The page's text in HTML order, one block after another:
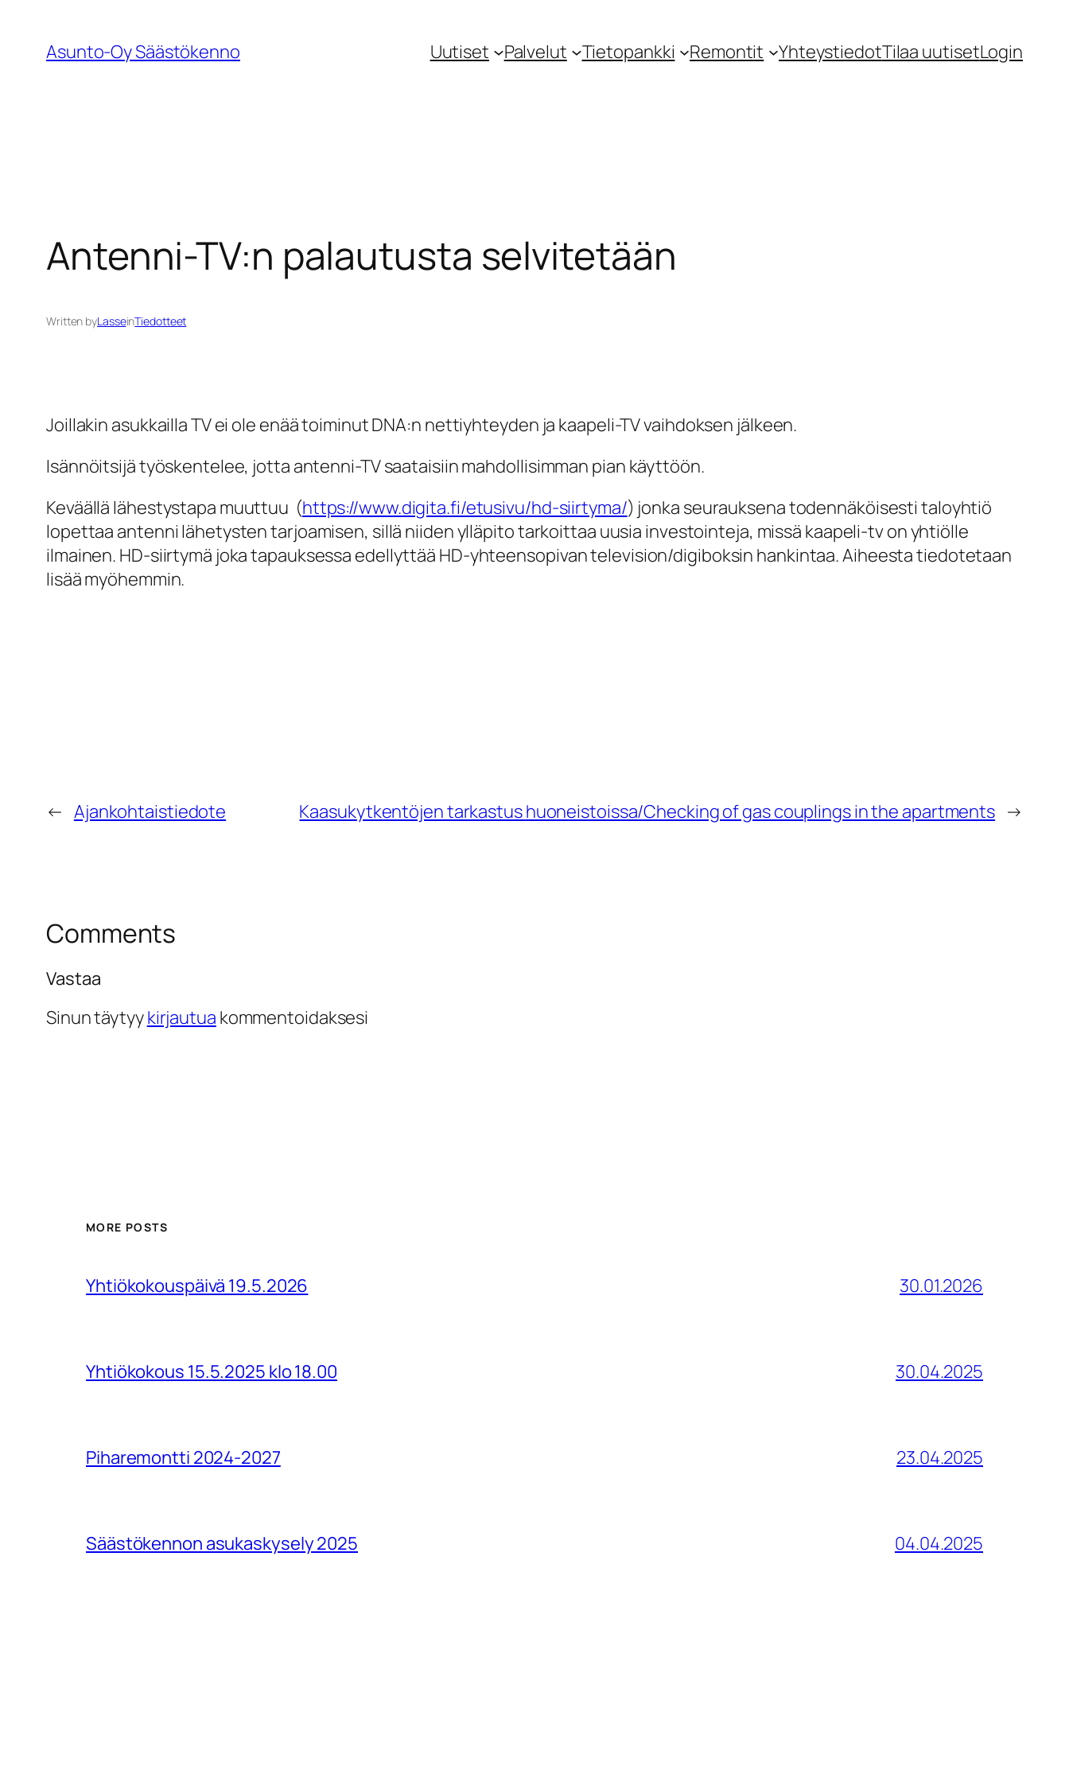
sisältöönAsunto-Oy Säästökenno Uutiset Palvelut Tietopankki Remontit YhteystiedotTilaa uutisetLogin
Antenni-TV:n palautusta selvitetään
Written byLasseinTiedotteet
Joillakin asukkailla TV ei ole enää toiminut DNA:n nettiyhteyden ja kaapeli-TV vaihdoksen jälkeen.
Isännöitsijä työskentelee, jotta antenni-TV saataisiin mahdollisimman pian käyttöön.
Keväällä lähestystapa muuttuu (https://www.digita.fi/etusivu/hd-siirtyma/) jonka seurauksena todennäköisesti taloyhtiö
lopettaa antenni lähetysten tarjoamisen, sillä niiden ylläpito tarkoittaa uusia investointeja, missä kaapeli-tv on yhtiölle
ilmainen. HD-siirtymä joka tapauksessa edellyttää HD-yhteensopivan television/digiboksin hankintaa. Aiheesta tiedotetaan
lisää myöhemmin.
← Ajankohtaistiedote Kaasukytkentöjen tarkastus huoneistoissa/Checking of gas couplings in the apartments →
Comments
Vastaa
Sinun täytyykirjautua kommentoidaksesi
MORE POSTS
Yhtiökokouspäivä 19.5.2026 30.01.2026
Yhtiökokous 15.5.2025 klo 18.00 30.04.2025
Piharemontti 2024-2027 23.04.2025
Säästökennon asukaskysely 2025 04.04.2025